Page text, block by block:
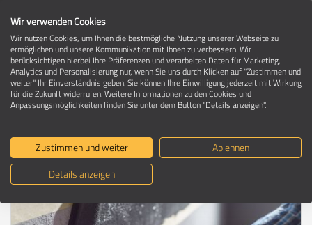
Umzugsratgeber
Wandgestaltung: Ideen für die neue
Wohnung
Wir verwenden Cookies
Wir nutzen Cookies, um Ihnen die bestmögliche Nutzung unserer Webseite zu
ermöglichen und unsere Kommunikation mit Ihnen zu verbessern. Wir
berücksichtigen hierbei Ihre Präferenzen und verarbeiten Daten für Marketing,
Analytics und Personalisierung nur, wenn Sie uns durch Klicken auf "Zustimmen und
weiter" Ihr Einverständnis geben. Sie können Ihre Einwilligung jederzeit mit Wirkung
für die Zukunft widerrufen. Weitere Informationen zu den Cookies und
Anpassungsmöglichkeiten finden Sie unter dem Button "Details anzeigen".
Zustimmen und weiter
Ablehnen
Details anzeigen